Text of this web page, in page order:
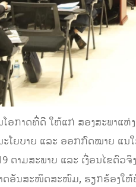
າດທີ່ດີ ໃຫ້ແກ່ ສອງສະພາແຫ່ງ
ໂຍບາຍ ແລະ ອອກກົດໝາຍ ແ
ຕາມສະພາບ ແລະ ເງື່ອນໄຂຕົວຈິ
ະໜິດສະໜົມ, ຮຽກຮ້ອງໃຫ້ບັນ